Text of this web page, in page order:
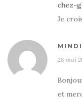
chez-
Je
28 mai
et